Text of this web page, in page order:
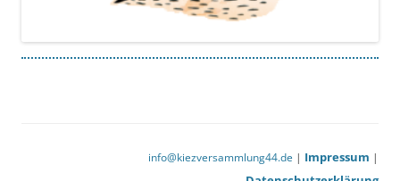
info@kiezversammlung44.de | Impressum |